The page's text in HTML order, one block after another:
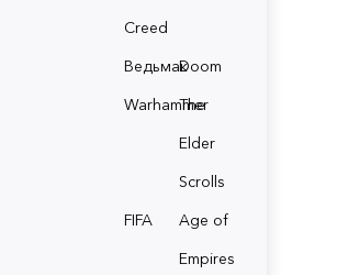
Creed
ВедьмакDoom
Warhammer
The
Elder
Scrolls
FIFA
Age of
Empires